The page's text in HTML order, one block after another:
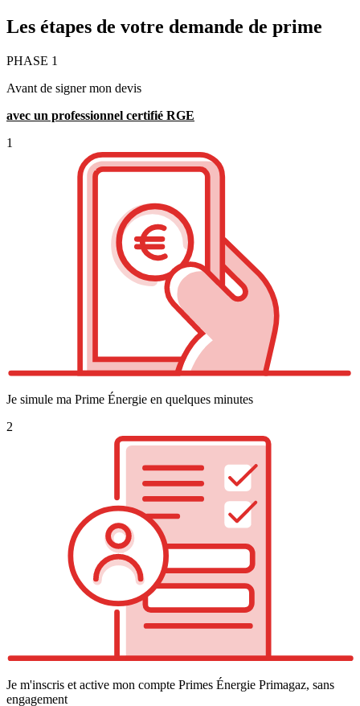
Les étapes de votre demande de prime
PHASE 1
Avant de signer mon devis
avec un professionnel certifié RGE
1
Je simule ma Prime Énergie en quelques minutes
2
Je m'inscris et active mon compte Primes Énergie Primagaz, sans
engagement